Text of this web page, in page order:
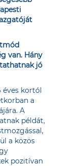
van. Hány
jó
éves kortól
a
A
példát,
a közös
pozitívan